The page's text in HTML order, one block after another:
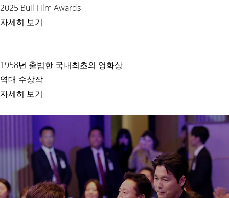
2025 Buil Film Awards
자세히 보기
1958년 출범한 국내최초의 영화상
역대 수상작
자세히 보기